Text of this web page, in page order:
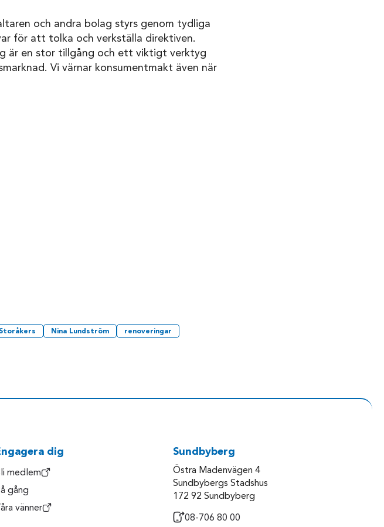
och andra bolag styrs genom tydliga
för att tolka och verkställa direktiven.
är en stor tillgång och ett viktigt verktyg
Vi värnar konsumentmakt även när
Nina Lundström renoveringar
dig
medlem
gång
vänner
Sundbyberg
Östra Madenvägen 4
Sundbybergs Stadshus
172 92 Sundbyberg
08-706 80 00